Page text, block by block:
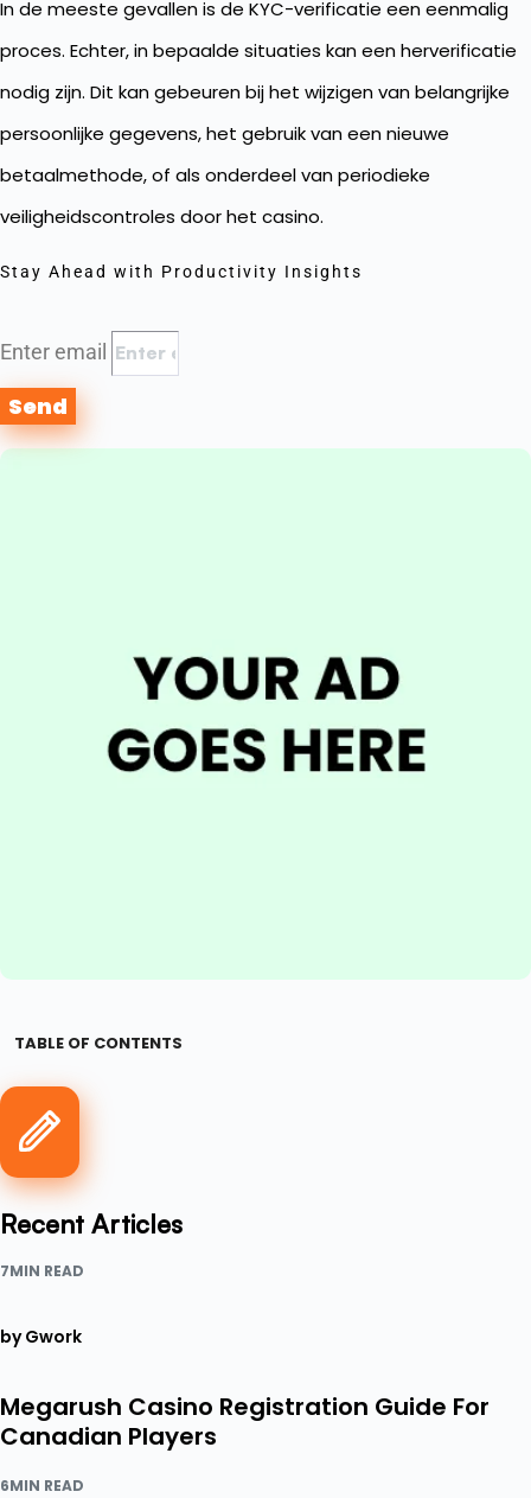
In de meeste gevallen is de KYC-verificatie een eenmalig
proces. Echter, in bepaalde situaties kan een herverificatie
nodig zijn. Dit kan gebeuren bij het wijzigen van belangrijke
persoonlijke gegevens, het gebruik van een nieuwe
betaalmethode, of als onderdeel van periodieke
veiligheidscontroles door het casino.
Stay Ahead with Productivity Insights
Enter email
Send
TABLE OF CONTENTS
Recent Articles
7MIN READ
by Gwork
Megarush Casino Registration Guide For
Canadian Players
6MIN READ